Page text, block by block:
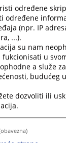
у
БиХ
у Федерацији
БиХ
određene
određene
(npr. IP
...).
su nam
u
a služe
budućeg
dozvoliti ili